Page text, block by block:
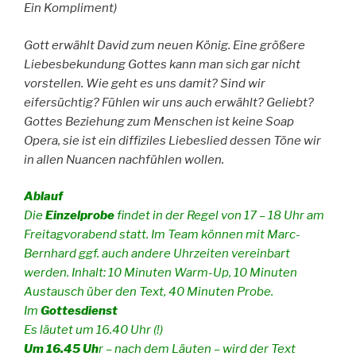
Ein Kompliment)
Gott erwählt David zum neuen König. Eine größere
Liebesbekundung Gottes kann man sich gar nicht
vorstellen. Wie geht es uns damit? Sind wir
eifersüchtig? Fühlen wir uns auch erwählt? Geliebt?
Gottes Beziehung zum Menschen ist keine Soap
Opera, sie ist ein diffiziles Liebeslied dessen Töne wir
in allen Nuancen nachfühlen wollen.
Ablauf
DieEinzelprobefindet in der Regel von 17 – 18 Uhr am
Freitagvorabend statt. Im Team können mit Marc-
Bernhard ggf. auch andere Uhrzeiten vereinbart
werden. Inhalt: 10 Minuten Warm-Up, 10 Minuten
Austausch über den Text, 40 Minuten Probe.
Im Gottesdienst
Es läutet um 16.40 Uhr (!)
Um 16.45 Uhr – nach dem Läuten – wird der Text